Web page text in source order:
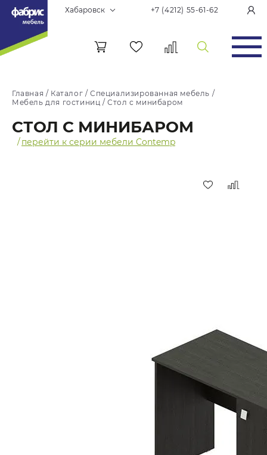
Хабаровск +7 (4212) 55-61-62
Главная / Каталог /Специализированная мебель /
Мебель для гостиниц /Стол с минибаром
СТОЛ С МИНИБАРОМ
/перейти к серии мебели Contemp